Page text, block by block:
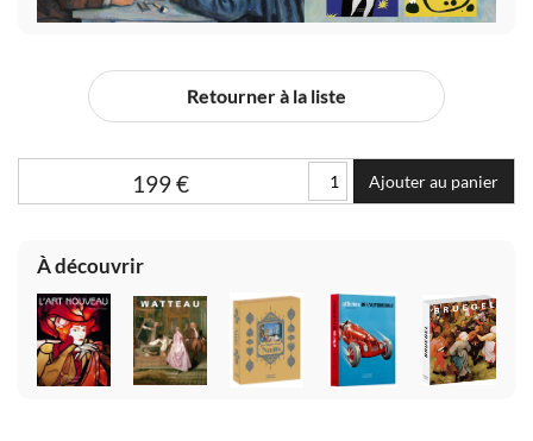
Retourner à la liste
199€ Ajouter au panier
À découvrir